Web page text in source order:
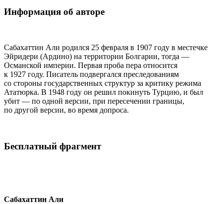
Информация об авторе
Сабахаттин Али родился 25 февраля в 1907 году в местечке
Эйридери (Ардино) на территории Болгарии, тогда —
Османской империи. Первая проба пера относится
к 1927 году. Писатель подвергался преследованиям
со стороны государственных структур за критику режима
Ататюрка. В 1948 году он решил покинуть Турцию, и был
убит — по одной версии, при пересечении границы,
по другой версии, во время допроса.
Бесплатный фрагмент
Сабахаттин Али